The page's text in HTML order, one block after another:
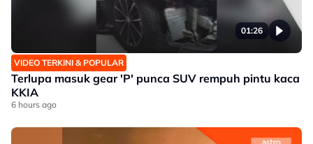
01:26
VIDEO TERKINI & POPULAR
Terlupa masuk gear 'P' punca SUV rempuh pintu kaca
KKIA
6 hours ago